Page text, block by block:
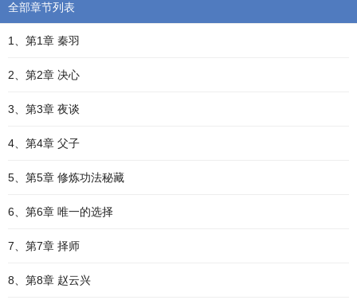
全部章节列表
1、第1章 秦羽
2、第2章 决心
3、第3章 夜谈
4、第4章 父子
5、第5章 修炼功法秘藏
6、第6章 唯一的选择
7、第7章 择师
8、第8章 赵云兴